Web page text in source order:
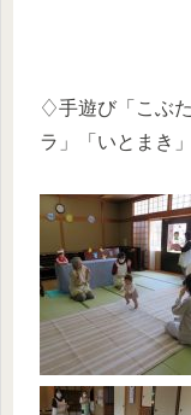
♢手遊び「こぶ
ラ」「いとまき」